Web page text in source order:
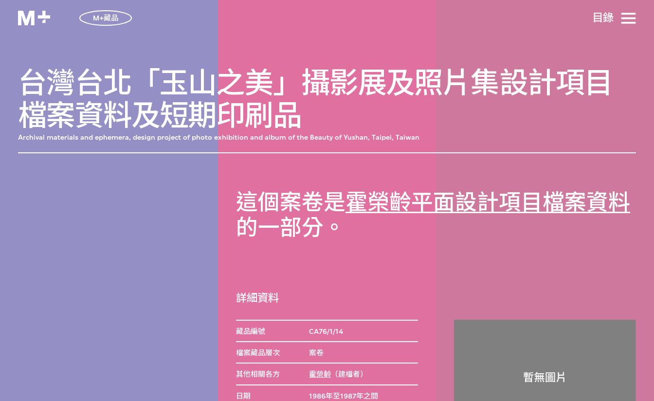
M+藏品 目​錄
台灣台北「玉山之美」攝影展及照片集設計項目
檔案資料及短期印刷品
Archival materials and ephemera, design project of photo exhibition and album of the Beauty of Yushan, Taipei, Taiwan
這個案卷是霍榮齡平面設計項目檔案資料
的一部分。
詳細資料
藏品編號 CA76/1/14
檔案藏品層次 案卷
其他相關各方 霍榮齡（建檔者）
日期 1986年至1987年之間